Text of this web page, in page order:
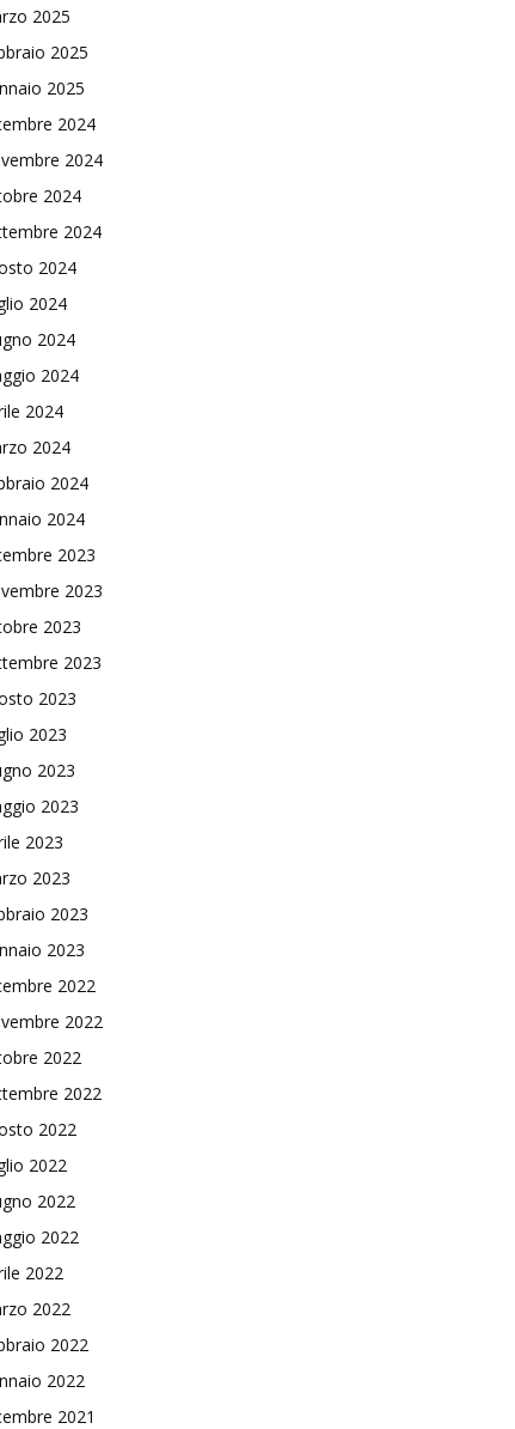
2025
2025
2025
2024
2024
2024
2024
2024
2024
2024
2024
2024
2024
2024
2024
2023
2023
2023
2023
2023
2023
2023
2023
2023
2023
2023
2023
2022
2022
2022
2022
2022
2022
2022
2022
2022
2022
2022
2022
2021